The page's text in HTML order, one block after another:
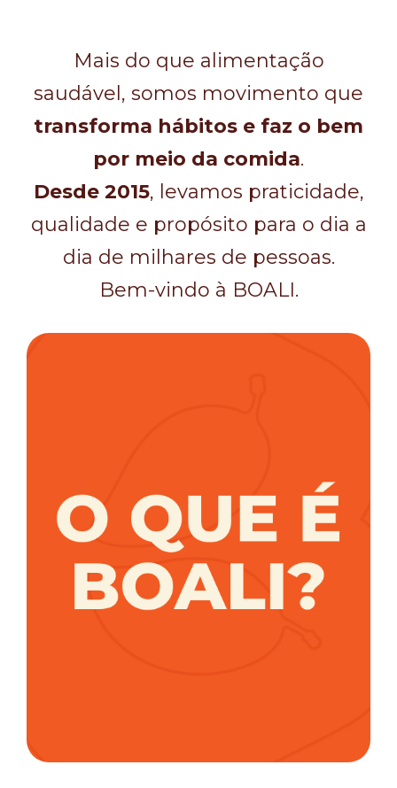
Mais do que alimentação
saudável, somos movimento que
transforma hábitos e faz o bem
por meio da comida.
Desde 2015, levamos praticidade,
qualidade e propósito para o dia a
dia de milhares de pessoas.
Bem-vindo à BOALI.